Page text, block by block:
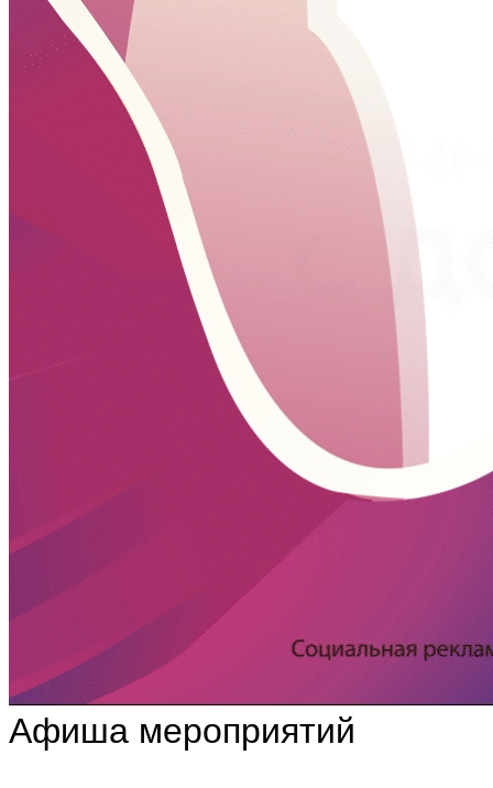
Афиша мероприятий